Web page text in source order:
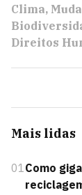
Clima
Direitos
Mais lidas
01Como